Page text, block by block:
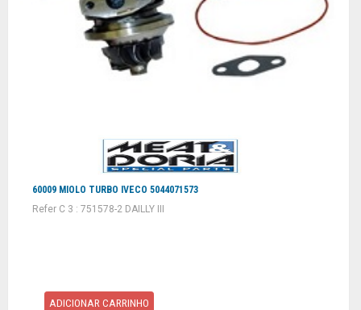
60009 MIOLO TURBO IVECO 5044071573
Refer C 3 : 751578-2 DAILLY III
ADICIONAR CARRINHO